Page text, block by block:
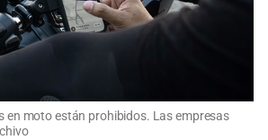
en moto están prohibidos. Las empresas